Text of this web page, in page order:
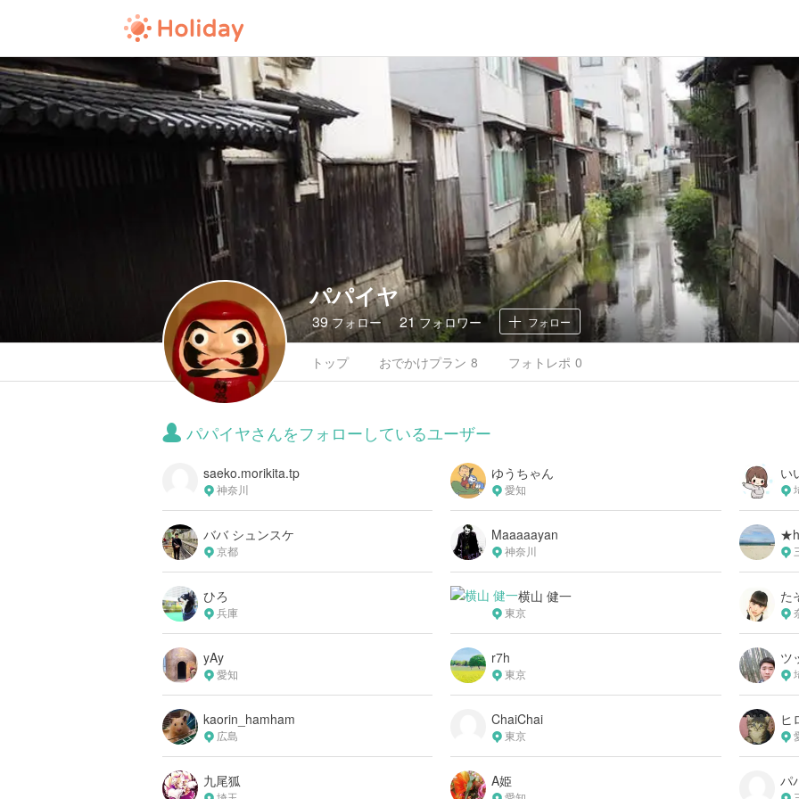
パパイヤ
39フォロー 21フォロワー フォロー
トップ おでかけプラン 8 フォトレポ 0
パパイヤさんをフォローしているユーザー
saeko.morikita.tp
神奈川
ゆうちゃん
愛知
い
ババ シュンスケ
京都
Maaaaayan
神奈川
ひろ
兵庫
横山 健一
東京
た
yAy
愛知
r7h
東京
ツ
kaorin_hamham
広島
ChaiChai
東京
ヒ
九尾狐 A姫 パ